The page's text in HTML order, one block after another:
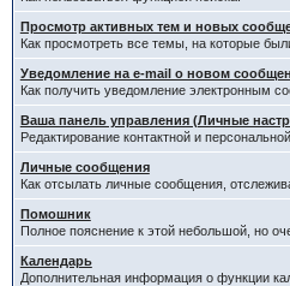
Просмотр активных тем и новых
Как просмотреть все темы, на которые
Уведомление на е-mail о новом
Как получить уведомление электронным
Ваша панель управления (Личные
Редактирование контактной и
Личные сообщения
Как отсылать личные сообщения,
Помошник
Полное пояснение к этой небольшой, но
Календарь
Дополнительная информация о функции